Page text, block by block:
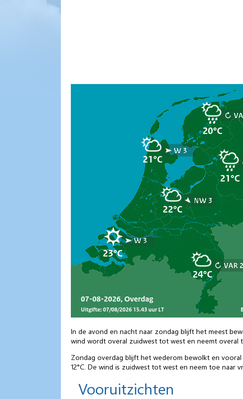
In de avond en nacht naar zondag blijft het meest
wind wordt overal zuidwest tot west en neemt overal
Zondag overdag blijft het wederom bewolkt en
12°C. De wind is zuidwest tot west en neem toe naar
Vooruitzichten